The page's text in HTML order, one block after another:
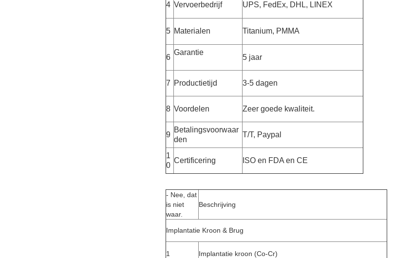
4 Vervoerbedrijf UPS, FedEx, DHL, LINEX
5 Materialen Titanium, PMMA
6
Garantie
5 jaar
7 Productietijd 3-5 dagen
8 Voordelen Zeer goede kwaliteit.
9
Betalingsvoorwaar
den
T/T, Paypal
1
0
Certificering ISO en FDA en CE
- Nee, dat
is niet
waar.
Beschrijving
Implantatie Kroon & Brug
1 Implantatie kroon (Co-Cr)